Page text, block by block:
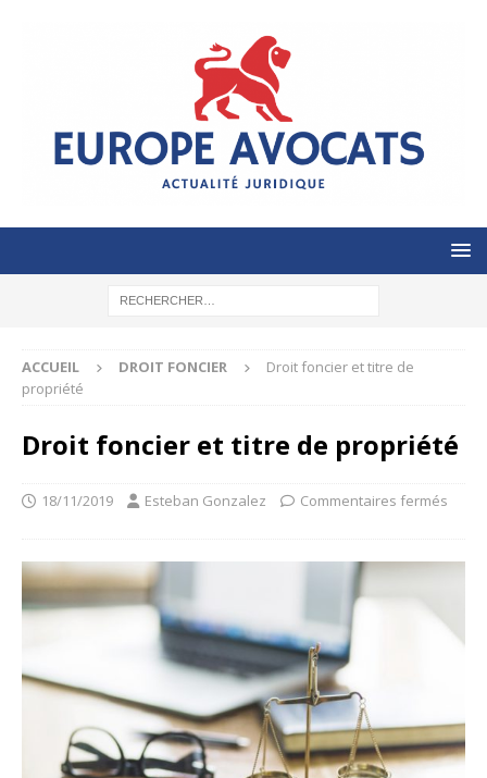
ACCUEIL DROIT FONCIER
Droit foncier et titre de
propriété
Droit foncier et titre de propriété
18/11/2019 Esteban Gonzalez Commentaires fermés